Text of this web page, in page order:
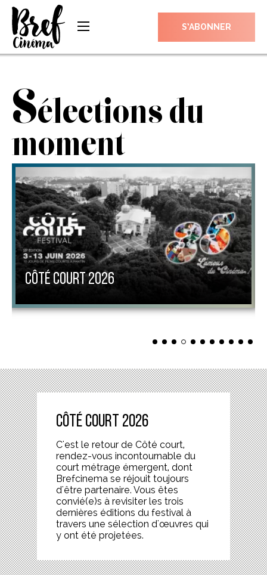
S’ABONNER
S élections du
moment
CÔTÉ COURT 2026
Côté court 2026
C'est le retour de Côté court,
rendez-vous incontournable du
court métrage émergent, dont
Brefcinema se réjouit toujours
d'être partenaire. Vous êtes
convié(e)s à revisiter les trois
dernières éditions du festival à
travers une sélection d'œuvres qui
y ont été projetées.